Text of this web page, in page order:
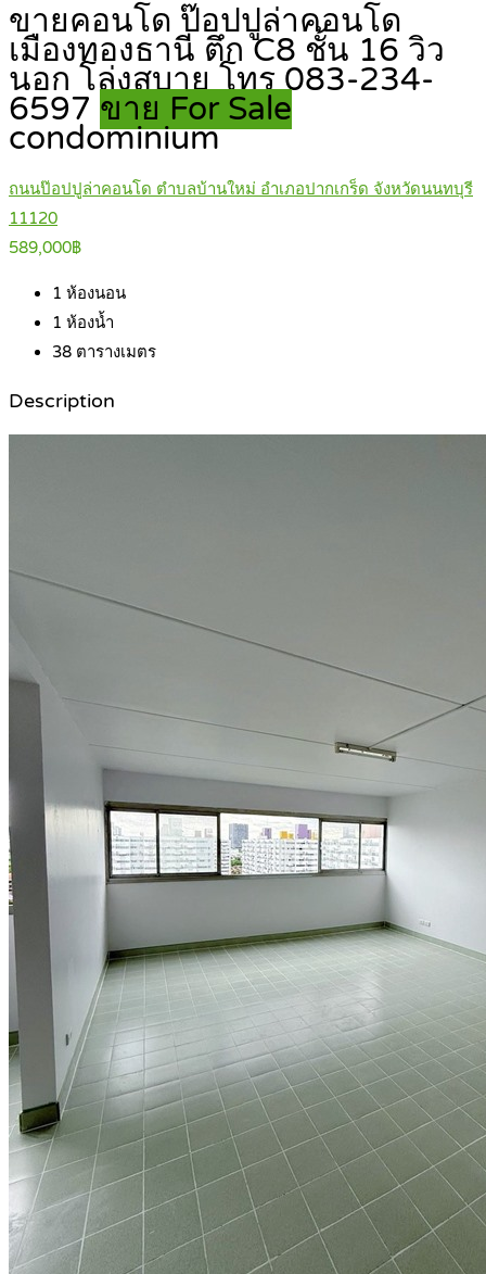
ขายคอนโด ป๊อปปูล่าคอนโด
เมืองทองธานี ตึก C8 ชั้น 16 วิว
นอก โล่งสบาย โทร 083-234-
6597 ขาย For Sale
condominium
ถนนป๊อปปูล่าคอนโด ตำบลบ้านใหม่ อำเภอปากเกร็ด จังหวัดนนทบุรี
11120
589,000฿
1 ห้องนอน
1 ห้องน้ำ
38 ตารางเมตร
Description